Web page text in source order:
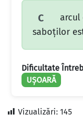
C
arcul
saboţilor
Dificultate
UȘOARĂ
Vizualizări: 145